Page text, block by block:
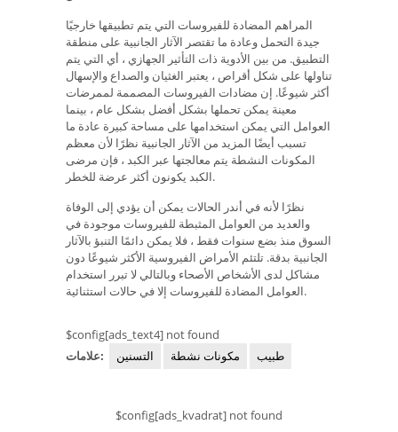
المراهم المضادة للفيروسات التي يتم تطبيقها خارجيًا
جيدة التحمل وعادة ما تقتصر الآثار الجانبية على منطقة
التطبيق. من بين الأدوية ذات التأثير الجهازي ، أي التي يتم
تناولها على شكل أقراص ، يعتبر الغثيان والصداع والإسهال
أكثر شيوعًا. إن مضادات الفيروسات المصممة لممرضات
معينة يمكن تحملها بشكل أفضل بشكل عام ، بينما
العوامل التي يمكن استخدامها على مساحة كبيرة عادة ما
تسبب أيضًا المزيد من الآثار الجانبية نظرًا لأن معظم
المكونات النشطة يتم معالجتها عبر الكبد ، فإن مرضى
الكبد يكونون أكثر عرضة للخطر.
نظرًا لأنه في أندر الحالات يمكن أن يؤدي إلى الوفاة
والعديد من العوامل المثبطة للفيروسات موجودة في
السوق منذ بضع سنوات فقط ، فلا يمكن دائمًا التنبؤ بالآثار
الجانبية بدقة. تلتئم الأمراض الفيروسية الأكثر شيوعًا دون
مشاكل لدى الأشخاص الأصحاء وبالتالي لا تبرر استخدام
العوامل المضادة للفيروسات إلا في حالات استثنائية.
$config[ads_text4] not found
علامات:
التسنين مكونات نشطة طبيب
$config[ads_kvadrat] not found